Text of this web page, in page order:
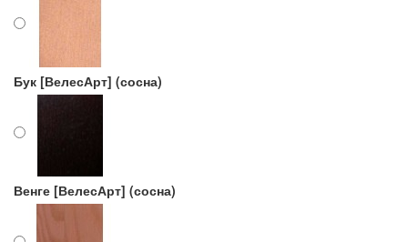
Бук [ВелесАрт] (сосна)
Венге [ВелесАрт] (сосна)